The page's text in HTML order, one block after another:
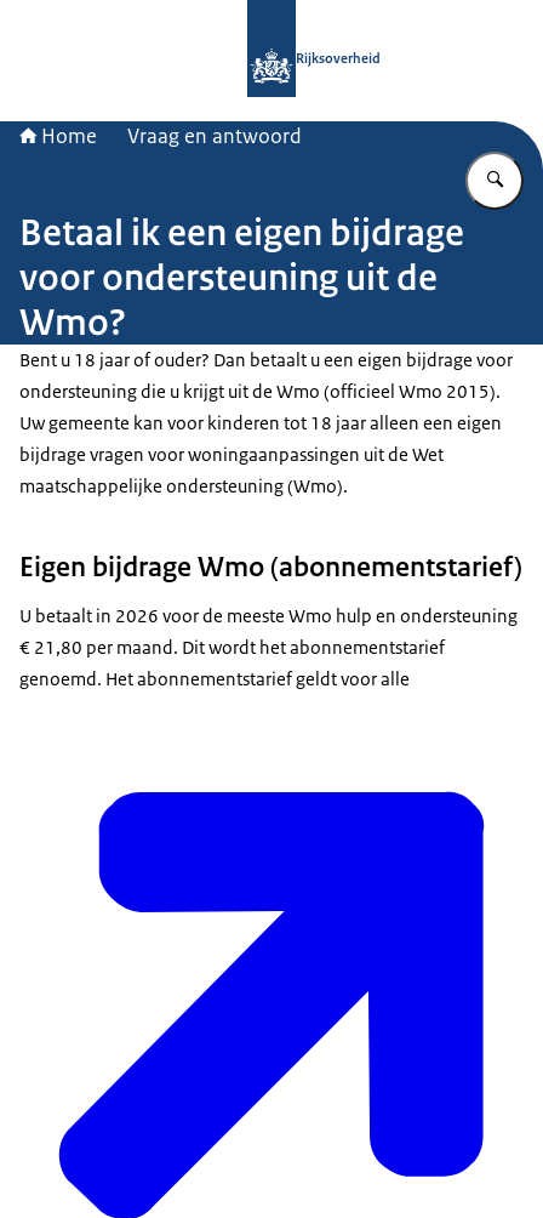
Rijksoverheid
Home Vraag en antwoord
Betaal ik een eigen bijdrage
voor ondersteuning uit de
Wmo?
Bent u 18 jaar of ouder? Dan betaalt u een eigen bijdrage voor
ondersteuning die u krijgt uit de Wmo (officieel Wmo 2015).
Uw gemeente kan voor kinderen tot 18 jaar alleen een eigen
bijdrage vragen voor woningaanpassingen uit de Wet
maatschappelijke ondersteuning (Wmo).
Eigen bijdrage Wmo (abonnementstarief)
U betaalt in 2026 voor de meeste Wmo hulp en ondersteuning
€ 21,80 per maand. Dit wordt het abonnementstarief
genoemd. Het abonnementstarief geldt voor alle